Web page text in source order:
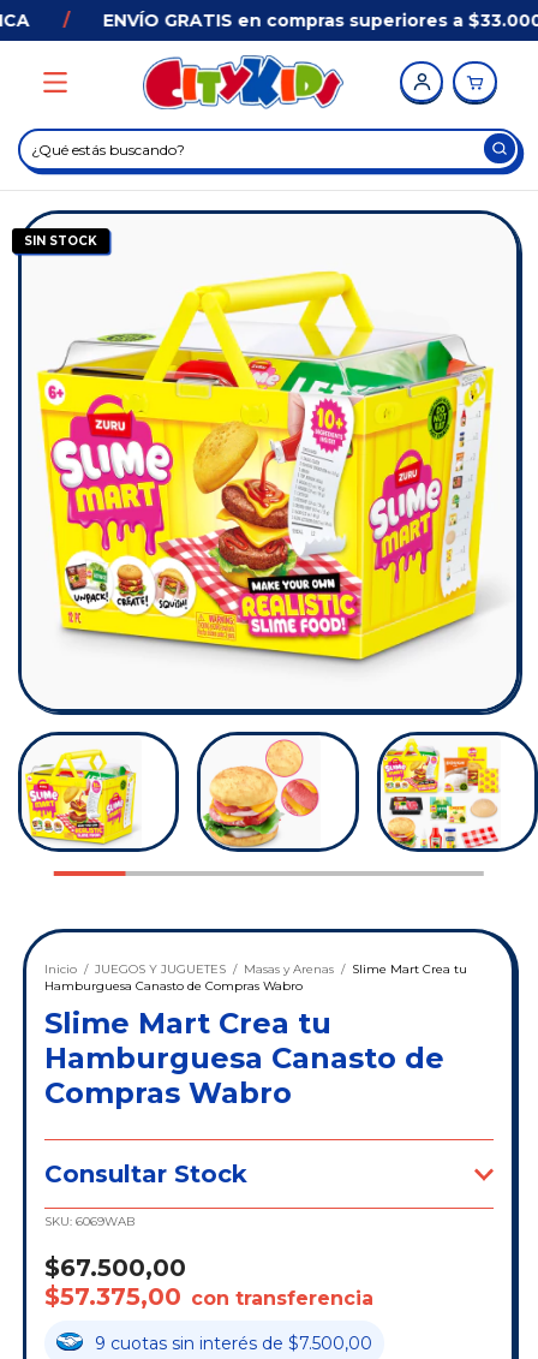
ENVÍO GRATIS en compras superiores a $33.000
SIN STOCK
Inicio / JUEGOS Y JUGUETES / Masas y Arenas / Slime Mart Crea tu
Hamburguesa Canasto de Compras Wabro
Slime Mart Crea tu
Hamburguesa Canasto de
Compras Wabro
Consultar Stock
SKU: 6069WAB
$67.500,00
$57.375,00 con transferencia
9 cuotas sin interés de $7.500,00